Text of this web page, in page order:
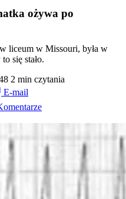
ożywa po
liceum w Missouri, była w
się stało.
2 min czytania
E-mail